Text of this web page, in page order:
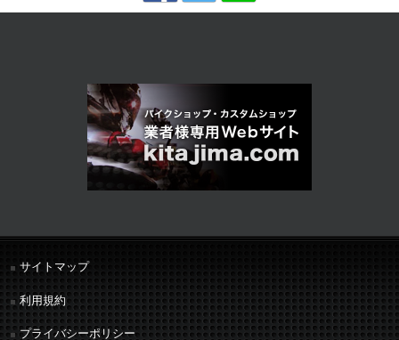
サイトマップ
利用規約
プライバシーポリシー